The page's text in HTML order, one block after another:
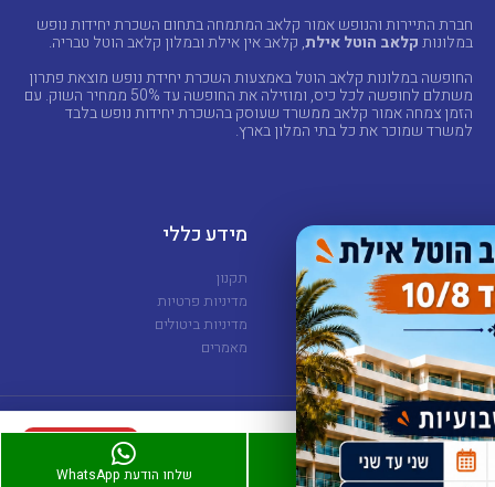
8,500 ₪
• 6 נופשים
חברת התיירות והנופש אמור קלאב המתמחה בתחום השכרת יחידות נופש
במלונותקלאב הוטל אילת, קלאב אין אילת ובמלון קלאב הוטל טבריה.
החופשה במלונות קלאב הוטל באמצעות השכרת יחידת נופש מוצאת פתרון
משתלם לחופשה לכל כיס, ומוזילה את החופשה עד 50% ממחיר השוק. עם
הזמן צמחה אמור קלאב ממשרד שעוסק בהשכרת יחידות נופש בלבד
למשרד שמוכר את כל בתי המלון בארץ.
מלונות
קלאב הוטל אילת
קלאב אין אילת
קלאב הוטל טבריה
מידע כללי
תקנון
מדיניות פרטיות
מדיניות ביטולים
מאמרים
Copyright © - Powered By amorclub.co.il
חייגו עכשיו שלחו הודעת WhatsApp